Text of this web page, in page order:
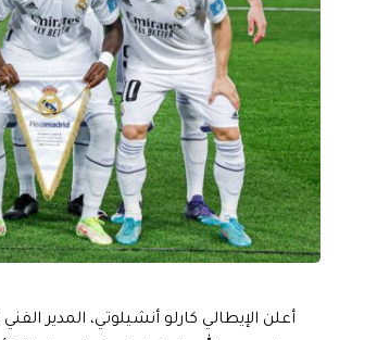
أعلن الإيطالي كارلو أنشيلوتي، المدير